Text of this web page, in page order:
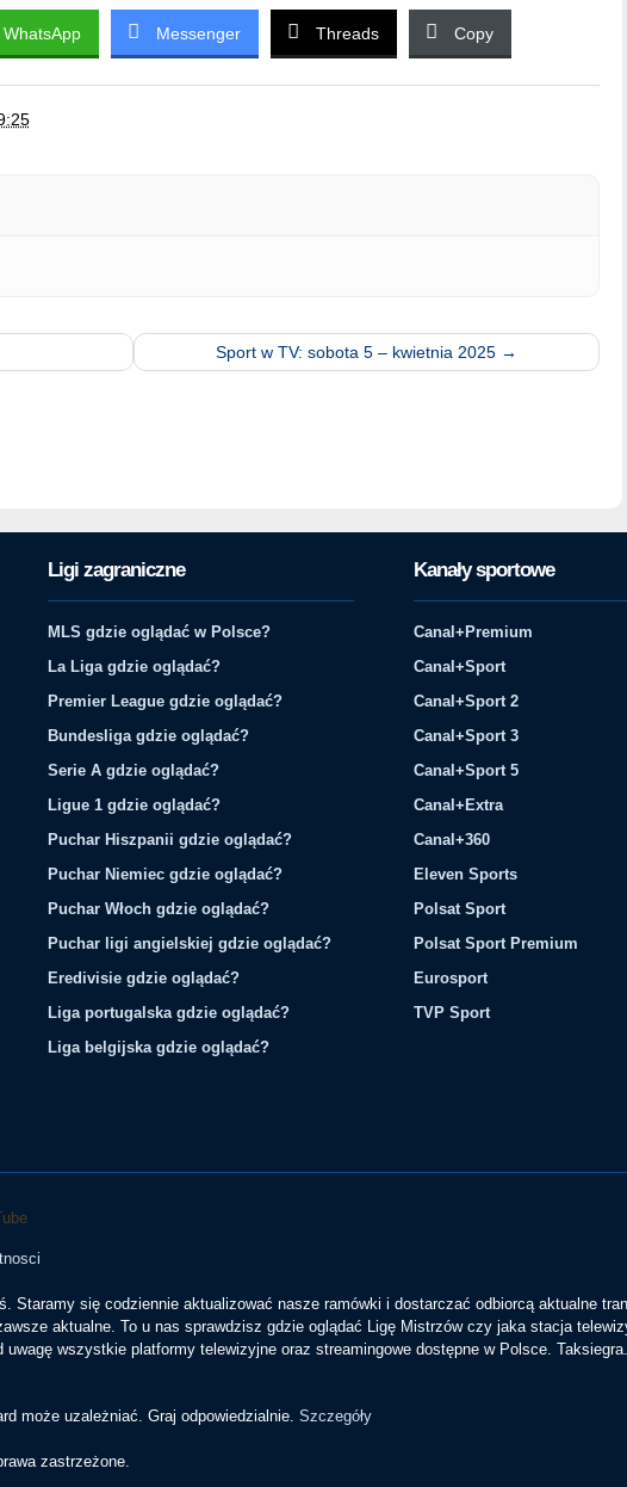
WhatsApp Messenger Threads Copy
Sport w TV: sobota 5 – kwietnia 2025 →
Ligi zagraniczne
MLS gdzie oglądać w Polsce?
La Liga gdzie oglądać?
Premier League gdzie oglądać?
Bundesliga gdzie oglądać?
Serie A gdzie oglądać?
Ligue 1 gdzie oglądać?
Puchar Hiszpanii gdzie oglądać?
Puchar Niemiec gdzie oglądać?
Puchar Włoch gdzie oglądać?
Puchar ligi angielskiej gdzie oglądać?
Eredivisie gdzie oglądać?
Liga portugalska gdzie oglądać?
Liga belgijska gdzie oglądać?
Kanały sportowe
Canal+Premium
Canal+Sport
Canal+Sport 2
Canal+Sport 3
Canal+Sport 5
Canal+Extra
Canal+360
Eleven Sports
Polsat Sport
Polsat Sport Premium
Eurosport
TVP Sport
Staramy się codziennie aktualizować nasze ramówki i dostarczać odbiorcą aktualne
aktualne. To u nas sprawdzisz gdzie oglądać Ligę Mistrzów czy jaka stacja
wszystkie platformy telewizyjne oraz streamingowe dostępne w Polsce.
może uzależniać. Graj odpowiedzialnie. Szczegóły
zastrzeżone.